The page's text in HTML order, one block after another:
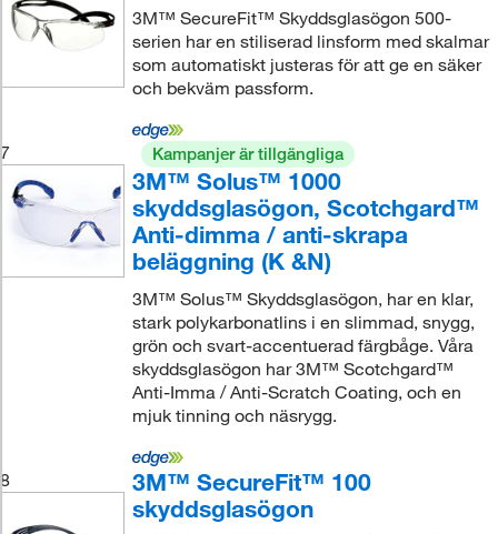
3M™ SecureFit™ Skyddsglasögon 500-
serien har en stiliserad linsform med skalmar
som automatiskt justeras för att ge en säker
och bekväm passform.
7 Kampanjer är tillgängliga
3M™ Solus™ 1000
skyddsglasögon, Scotchgard™
Anti-dimma / anti-skrapa
beläggning (K &N)
3M™ Solus™ Skyddsglasögon, har en klar,
stark polykarbonatlins i en slimmad, snygg,
grön och svart-accentuerad färgbåge. Våra
skyddsglasögon har 3M™ Scotchgard™
Anti-Imma / Anti-Scratch Coating, och en
mjuk tinning och näsrygg.
8
3M™ SecureFit™ 100
skyddsglasögon